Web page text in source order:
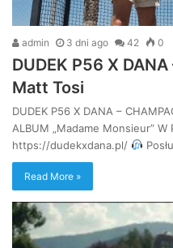
admin 3 dni ago 42 0
DUDEK P56 X
Matt Tosi
DUDEK P56 X DANA –
ALBUM „Madame Monsieur” W
https://dudekxdana.pl/
Read More »